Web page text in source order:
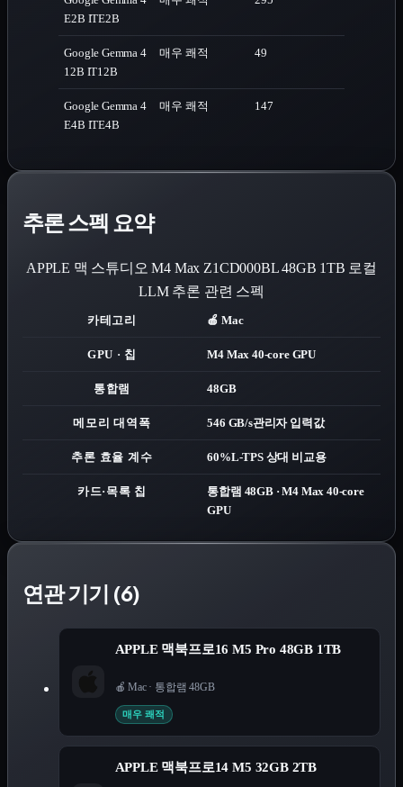
E2B ITE2B
Google Gemma 4
12B IT12B
매우 쾌적 49
Google Gemma 4
E4B ITE4B
매우 쾌적 147
추론 스펙 요약
APPLE 맥 스튜디오 M4 Max Z1CD000BL 48GB 1TB 로컬
LLM 추론 관련 스펙
카테고리 🍎 Mac
GPU · 칩 M4 Max 40-core GPU
통합램 48GB
메모리 대역폭 546 GB/s관리자 입력값
추론 효율 계수 60%L-TPS 상대 비교용
카드·목록 칩
통합램 48GB · M4 Max 40-core
GPU
연관 기기 (6)
APPLE 맥북프로16 M5 Pro 48GB 1TB
🍎 Mac· 통합램 48GB
매우 쾌적
APPLE 맥북프로14 M5 32GB 2TB